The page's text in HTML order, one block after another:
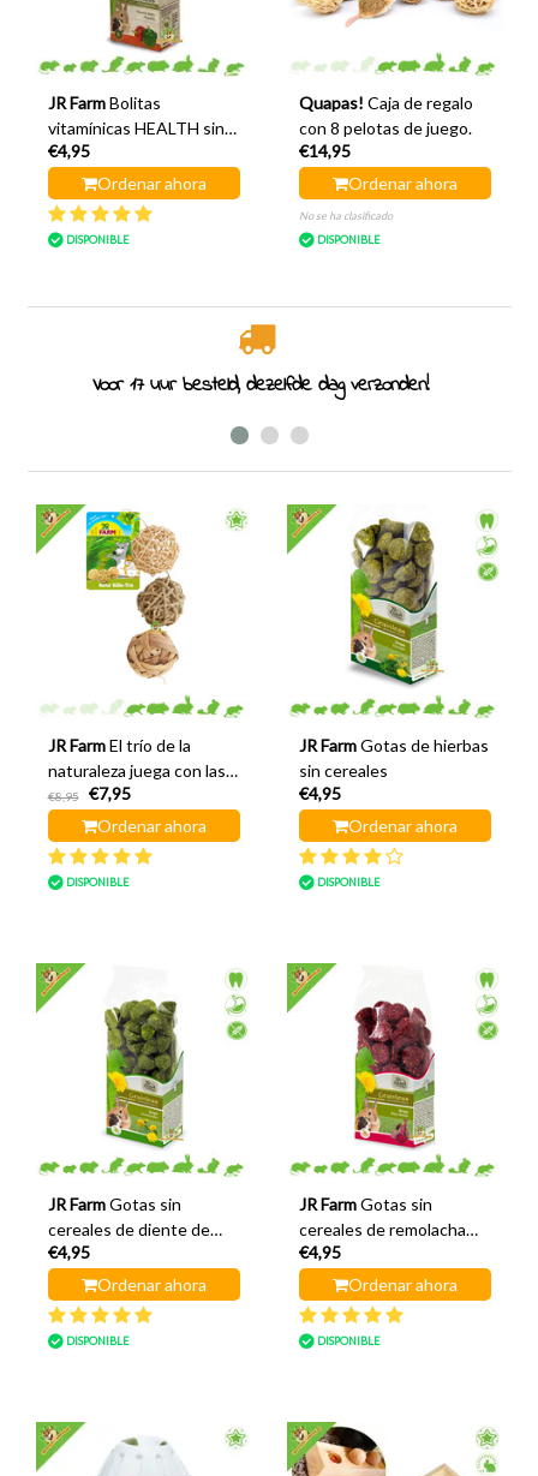
JR Farm Bolitas
vitamínicas HEALTH sin
cereales sabor pimentón
150 gramos
€4,95
Ordenar ahora
DISPONIBLE
Quapas! Caja de regalo
con 8 pelotas de juego.
€14,95
Ordenar ahora
No se ha clasificado
DISPONIBLE
dezelfde dag verzonden! Especialistas en
JR Farm El trío de la
naturaleza juega con las
pelotas
€8,95
€7,95
Ordenar ahora
DISPONIBLE
JR Farm Gotas de hierbas
sin cereales
€4,95
Ordenar ahora
DISPONIBLE
JR Farm Gotas sin
cereales de diente de
león
€4,95
Ordenar ahora
DISPONIBLE
JR Farm Gotas sin
cereales de remolacha
roja
€4,95
Ordenar ahora
DISPONIBLE